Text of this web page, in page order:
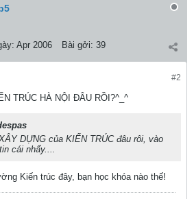
Apr 2006 Bài gởi: 39
#2
TRÚC HÀ NỘI ĐÂU RỒI?^_^
DỰNG của KIẾN TRÚC đâu rôi, vào
cái nhẩy....
Kiến trúc đây, bạn học khóa nào thế!